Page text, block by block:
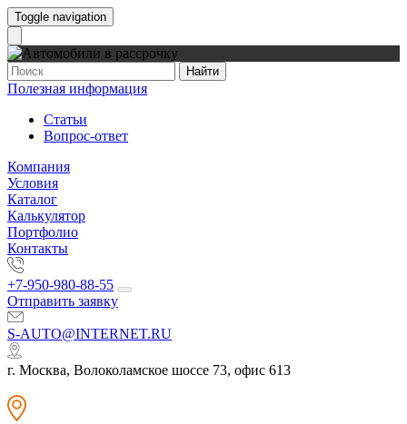
Toggle navigation
Найти
Полезная информация
Статьи
Вопрос-ответ
Компания
Условия
Каталог
Калькулятор
Портфолио
Контакты
+7-950-980-88-55
Отправить заявку
S-AUTO@INTERNET.RU
г. Москва, Волоколамское шоссе 73, офис 613